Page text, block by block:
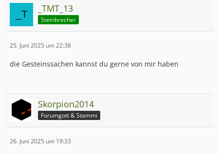
_TMT_13
Steinbrecher
25. Juni 2025 um 22:38
die Gesteinssachen kannst du gerne von mir haben
Skorpion2014
Forumgott & Stammi
26. Juni 2025 um 19:33